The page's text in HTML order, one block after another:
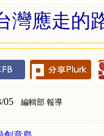
灣應走的
05 編輯部 報導